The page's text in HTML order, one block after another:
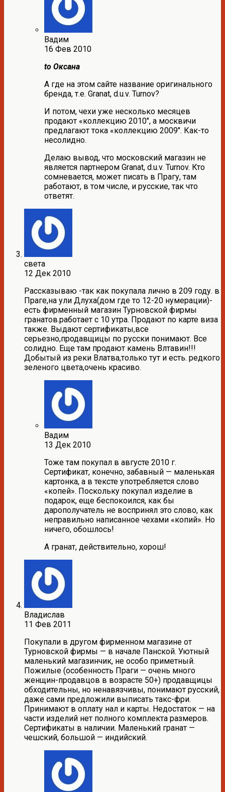
Вадим
16 Фев 2010
to Оксана
А где на этом сайте название оригинального
бренда, т.е. Granat, d.u.v. Turnov?
И потом, чехи уже несколько месяцев
продают «коллекцию 2010″, а москвичи
предлагают тока «коллекцию 2009″. Как-то
несолидно.
Делаю вывод, что московский магазин не
является партнером Granat, d.u.v. Turnov. Кто
сомневается, может писать в Прагу, там
работают, в том числе, и русские, так что
ответят.
света
12 Дек 2010
Рассказываю -так как покупала лично в 209 году. в
Праге,на ули Длуха(дом где то 12-20 нумерации)-
есть фирменный магазин Турновской фирмы
гранатов.работает с 10 утра. Продают по карте виза
также. Выдают сертификаты,все
серьезно,продавщицы по русски понимают. Все
солидно. Еще там продают камень Влтавин!!!
Добытый из реки Влатва,только тут и есть. редкого
зеленого цвета,очень красиво.
Вадим
13 Дек 2010
Тоже там покупал в августе 2010 г.
Сертификат, конечно, забавный — маленькая
картонка, а в тексте употребляется слово
«копей». Поскольку покупал изделие в
подарок, еще беспокоился, как бы
дарополучатель не воспринял это слово, как
неправильно написанное чехами «копий». Но
ничего, обошлось!
А гранат, действительно, хорош!
Владислав
11 Фев 2011
Покупали в другом фирменном магазине от
Турновской фирмы — в начале Панской. Уютный
маленький магазинчик, не особо приметный.
Пожилые (особенность Праги — очень много
женщин-продавцов в возрасте 50+) продавщицы
обходительны, но ненавязчивы, понимают русский,
даже сами предложили выписать такс-фри.
Принимают в оплату нал и карты. Недостаток — на
части изделий нет полного комплекта размеров.
Сертификаты в наличии. Маленький гранат —
чешский, большой — индийский.